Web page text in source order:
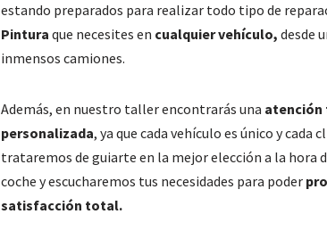
estando preparados para realizar todo tipo de
Pintura que necesites en cualquier vehículo, desde
inmensos camiones.
Además, en nuestro taller encontrarás una
personalizada, ya que cada vehículo es único y cada
trataremos de guiarte en la mejor elección a la hora
coche y escucharemos tus necesidades para poder
satisfacción total.